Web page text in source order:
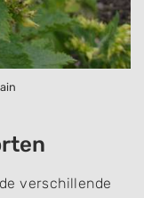
verschillende